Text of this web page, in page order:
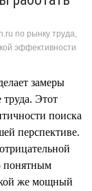
по рынку труда,
эффективности
замеры
труда. Этот
поиска
перспективе.
понятным
же мощный